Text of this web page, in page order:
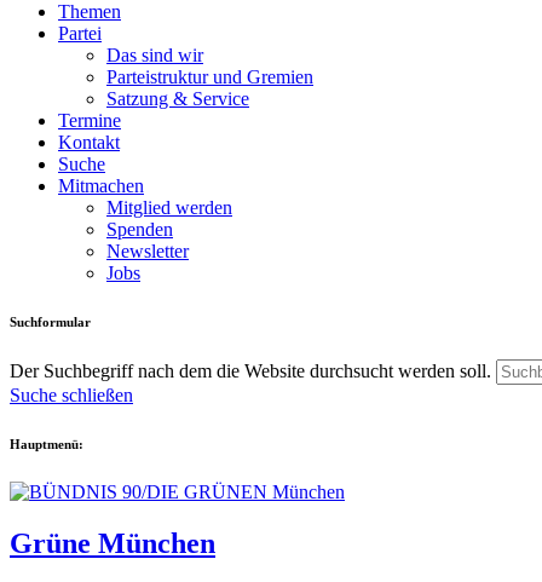
Themen
Partei
Das sind wir
Parteistruktur und Gremien
Satzung & Service
Termine
Kontakt
Suche
Mitmachen
Mitglied werden
Spenden
Newsletter
Jobs
Suchformular
Der Suchbegriff nach dem die Website durchsucht werden soll.
Suche schließen
Hauptmenü:
Grüne München